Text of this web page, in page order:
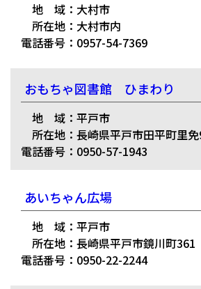
地 域：大村市
所在地：大村市内
電話番号：0957-54-7369
おもちゃ図書館 ひまわり
地 域：平戸市
所在地：長崎県平戸市田平町里
電話番号：0950-57-1943
あいちゃん広場
地 域：平戸市
所在地：長崎県平戸市鏡川町361
電話番号：0950-22-2244